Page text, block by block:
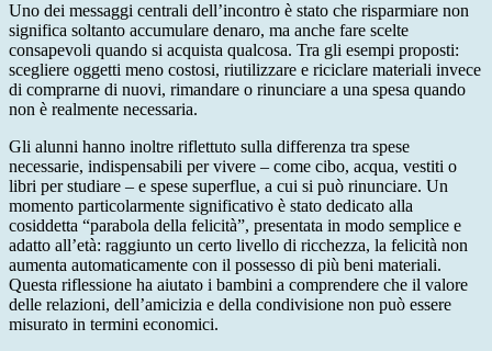
Uno dei messaggi centrali dell’incontro è stato che risparmiare non
significa soltanto accumulare denaro, ma anche fare scelte
consapevoli quando si acquista qualcosa. Tra gli esempi proposti:
scegliere oggetti meno costosi, riutilizzare e riciclare materiali invece
di comprarne di nuovi, rimandare o rinunciare a una spesa quando
non è realmente necessaria.
Gli alunni hanno inoltre riflettuto sulla differenza tra spese
necessarie, indispensabili per vivere – come cibo, acqua, vestiti o
libri per studiare – e spese superflue, a cui si può rinunciare. Un
momento particolarmente significativo è stato dedicato alla
cosiddetta “parabola della felicità”, presentata in modo semplice e
adatto all’età: raggiunto un certo livello di ricchezza, la felicità non
aumenta automaticamente con il possesso di più beni materiali.
Questa riflessione ha aiutato i bambini a comprendere che il valore
delle relazioni, dell’amicizia e della condivisione non può essere
misurato in termini economici.